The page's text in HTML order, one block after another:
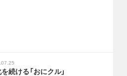
続ける「おにクル」